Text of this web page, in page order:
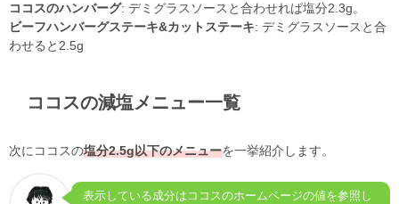
ココスのハンバーグ: デミグラスソースと合わせれば塩分2.3g。
ビーフハンバーグステーキ&カットステーキ: デミグラスソースと合
わせると2.5g
ココスの減塩メニュー一覧
次にココスの塩分2.5g以下のメニューを一挙紹介します。
表示している成分はココスのホームページの値を参照し